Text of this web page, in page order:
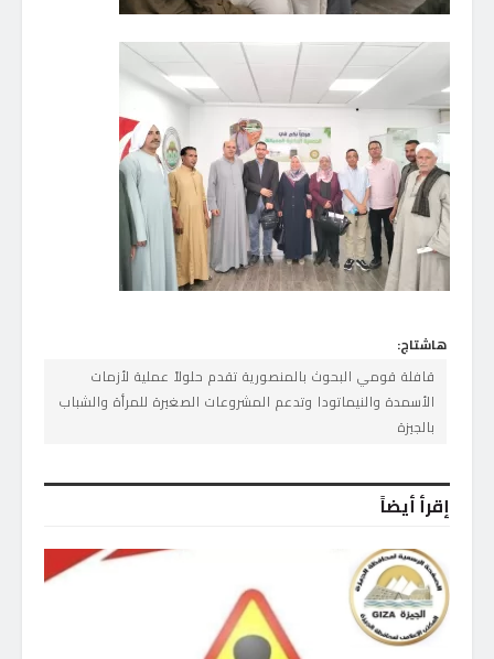
هاشتاج:
قافلة قومي البحوث بالمنصورية تقدم حلولاً عملية لأزمات
الأسمدة والنيماتودا وتدعم المشروعات الصغيرة للمرأة والشباب
بالجيزة
إقرأ أيضاً